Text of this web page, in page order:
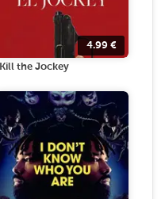
4.99 €
Kill the Jockey